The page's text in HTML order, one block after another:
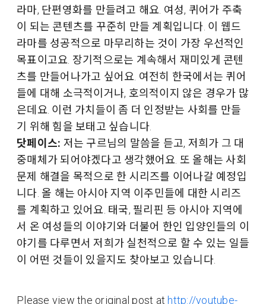
라마, 단편영화를 만들려고 해요. 여성, 퀴어가 주축
이 되는 콘텐츠를 꾸준히 만들 계획입니다. 이 웹드
라마를 성공적으로 마무리하는 것이 가장 우선적인
목표이고요. 장기적으로는 계속해서 재미있게 콘텐
츠를 만들어나가고 싶어요. 여전히 한국에서는 퀴어
들에 대해 소극적이거나, 호의적이지 않은 경우가 많
은데요. 이런 가치들이 좀 더 인정받는 사회를 만들
기 위해 힘을 보태고 싶습니다.
닷페이스: 저는 구르님의 말씀을 듣고, 저희가 그 대
중매체가 되어야겠다고 생각했어요. 또 올해는 사회
문제 해결을 목적으로 한 시리즈를 이어나갈 예정입
니다. 올 해는 아시아 지역 이주민들에 대한 시리즈
를 계획하고 있어요. 태국, 필리핀 등 아시아 지역에
서 온 여성들의 이야기와 더불어 한인 입양인들의 이
야기를 다루면서 저희가 실천적으로 할 수 있는 일들
이 어떤 것들이 있을지도 찾아보고 있습니다.
Please view the original post athttp://youtube-